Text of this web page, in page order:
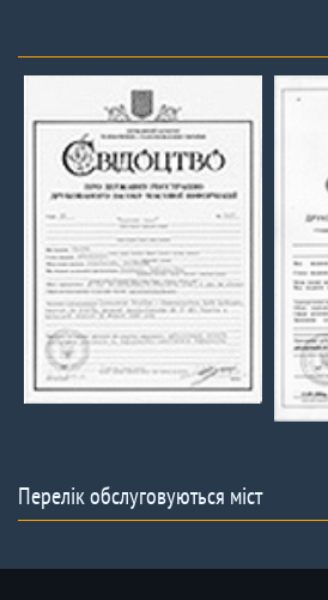
Перелік обслуговуються міст